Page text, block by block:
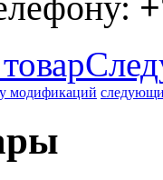
модификаций